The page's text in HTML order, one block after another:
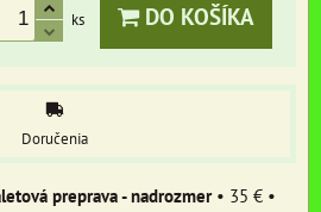
ks DO KOŠÍKA
Doručenia
preprava - nadrozmer• 35 € •